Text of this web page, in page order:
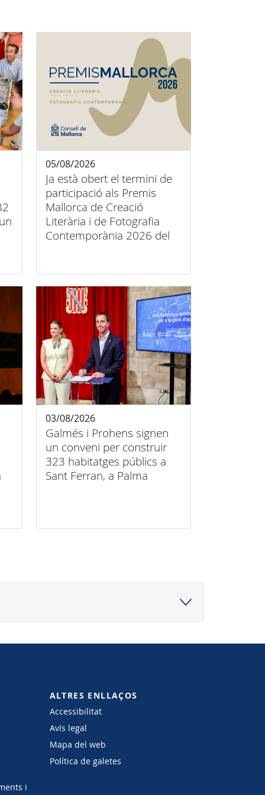
Ja està obert el termini de
participació als Premis
Mallorca de Creació
Literària i de Fotografia
Contemporània 2026 del
05/08/2026
Galmés i Prohens signen
un conveni per construir
323 habitatges públics a
Sant Ferran, a Palma
03/08/2026
i
ALTRES ENLLAÇOS
Accessibilitat
Avís legal
Mapa del web
Política de galetes